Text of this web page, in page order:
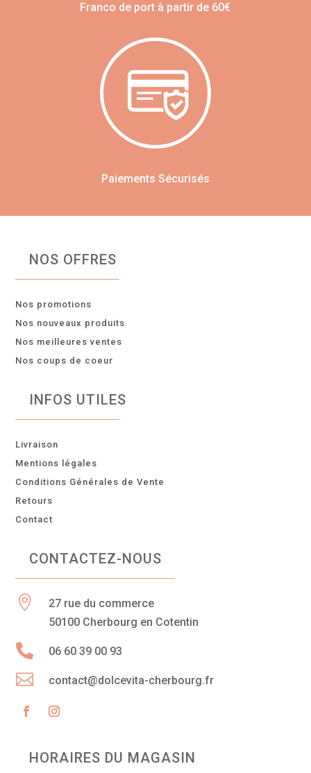
Franco de port à partir de 60€
Paiements Sécurisés
NOS OFFRES
Nos promotions
Nos nouveaux produits
Nos meilleures ventes
Nos coups de coeur
INFOS UTILES
Livraison
Mentions légales
Conditions Générales de Vente
Retours
Contact
CONTACTEZ-NOUS

27 rue du commerce
50100 Cherbourg en Cotentin
 06 60 39 00 93
 contact@dolcevita-cherbourg.fr
HORAIRES DU MAGASIN